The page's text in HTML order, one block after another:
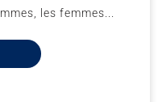
les femmes...